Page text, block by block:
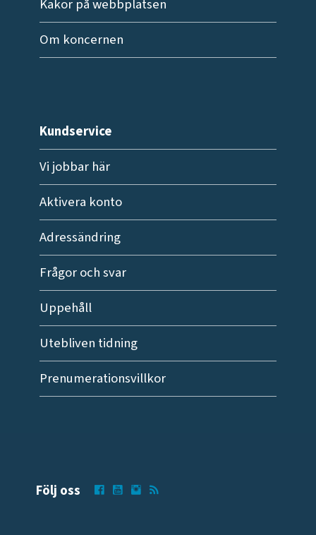
Kakor på webbplatsen
Om koncernen
Kundservice
Vi jobbar här
Aktivera konto
Adressändring
Frågor och svar
Uppehåll
Utebliven tidning
Prenumerationsvillkor
Följ oss